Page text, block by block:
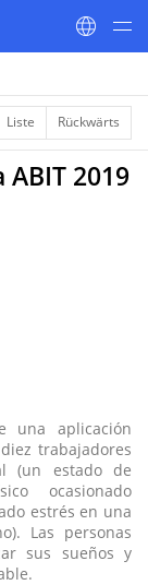
Liste Rückwärts
2019
una aplicación
trabajadores
(un estado de
ocasionado
estrés en una
Las personas
sus sueños y